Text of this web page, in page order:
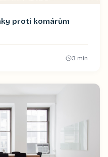
proti komárům
3 min